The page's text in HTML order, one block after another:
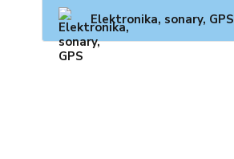
Elektronika, sonary, GPS